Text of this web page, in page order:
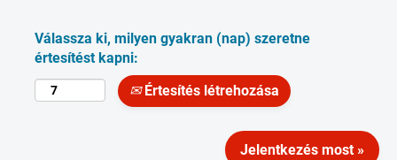
Válassza ki, milyen gyakran (nap) szeretne
értesítést kapni:
Értesítés létrehozása
Jelentkezés most »